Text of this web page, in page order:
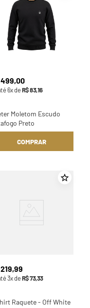
499,00
6x deR$83,16
Moletom Escudo
Preto
COMPRAR
219,99
3x deR$73,33
Raquete - Off White